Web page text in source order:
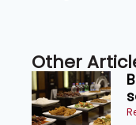
Other